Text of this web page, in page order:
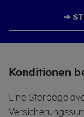
➔
Kon­di­tio­nen
Eine